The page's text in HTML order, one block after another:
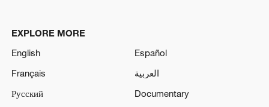
EXPLORE MORE
English
Español
Français
العربية
Русский
Documentary